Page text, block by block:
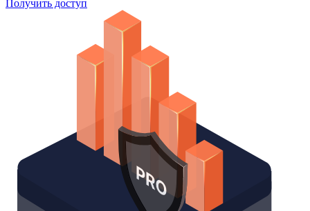
Надстройка Excel
Получить доступ